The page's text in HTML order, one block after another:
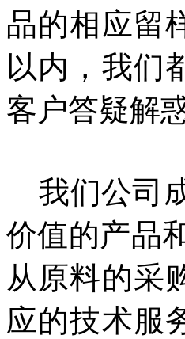
品的相应留
以内，我们
客户答疑解惑
我们公司
价值的产品
从原料的采
应的技术服